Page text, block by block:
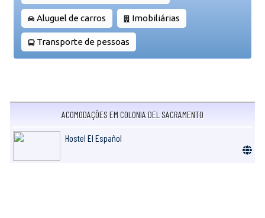
Aluguel de carros Imobiliárias
Transporte de pessoas
ACOMODAÇÕES EM COLONIA DEL SACRAMENTO
Hostel El Español